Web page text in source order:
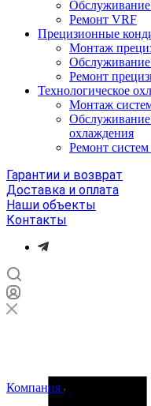
Ремонт VRF
Прецизионные
Монтаж
Ремонт
Технологическое
Монтаж
Обслуживание
охлаждения
Ремонт
Гарантии и возврат
Доставка и оплата
Наши объекты
Контакты
Компания